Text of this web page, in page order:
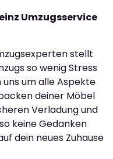
Umzugsservice
stellt
so wenig Stress
um alle Aspekte
deiner Möbel
Verladung und
keine Gedanken
dein neues Zuhause